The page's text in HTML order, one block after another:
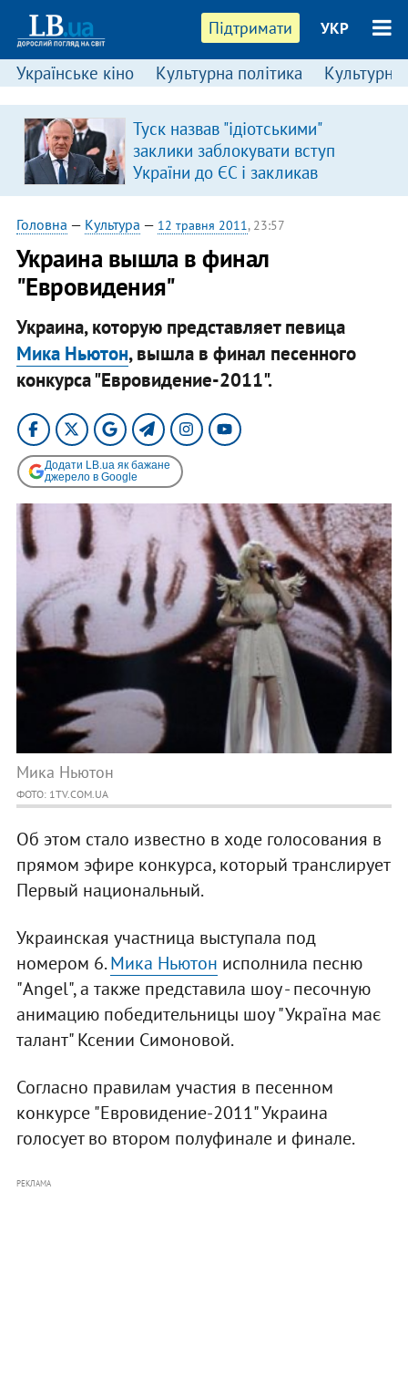
Підтримати УКР
Українське кіно Культурна політика Культурні
Туск назвав "ідіотськими"
заклики заблокувати вступ
України до ЄС і закликав
припинити антиукраїнську
риторику
Головна — Культура — 12 травня 2011, 23:57
Украина вышла в финал
"Евровидения"
Украина, которую представляет певица
Мика Ньютон, вышла в финал песенного
конкурса "Евровидение-2011".
Додати LB.ua як бажане
джерело в Google
Мика Ньютон
ФОТО: 1TV.COM.UA
Об этом стало известно в ходе голосования в
прямом эфире конкурса, который транслирует
Первый национальный.
Украинская участница выступала под
номером 6.Мика Ньютон исполнила песню
"Angel", а также представила шоу - песочную
анимацию победительницы шоу "Україна має
талант" Ксении Симоновой.
Согласно правилам участия в песенном
конкурсе "Евровидение-2011" Украина
голосует во втором полуфинале и финале.
РЕКЛАМА